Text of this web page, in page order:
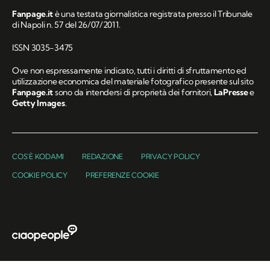
Fanpage.itè una testata giornalistica registrata presso il Tribunale
di Napoli n. 57 del 26/07/2011.
ISSN 3035-3475
Ove non espressamente indicato, tutti i diritti di sfruttamento ed
utilizzazione economica del materiale fotografico presente sul sito
Fanpage.itsono da intendersi di proprietà dei fornitori,LaPressee
Getty Images.
COS'È KODAMI REDAZIONE PRIVACY POLICY
COOKIE POLICY PREFERENZE COOKIE